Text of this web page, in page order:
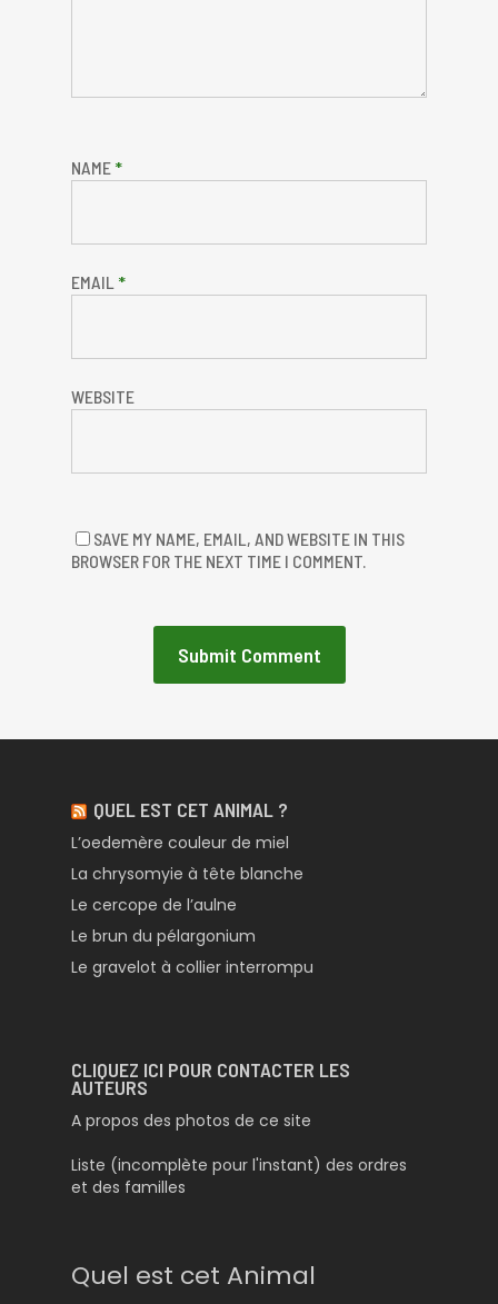
NAME *
EMAIL *
WEBSITE
SAVE MY NAME, EMAIL, AND WEBSITE IN THIS
BROWSER FOR THE NEXT TIME I COMMENT.
QUEL EST CET ANIMAL ?
L’oedemère couleur de miel
La chrysomyie à tête blanche
Le cercope de l’aulne
Le brun du pélargonium
Le gravelot à collier interrompu
CLIQUEZ ICI POUR CONTACTER LES
AUTEURS
A propos des photos de ce site
Liste (incomplète pour l'instant) des ordres
et des familles
Quel est cet Animal